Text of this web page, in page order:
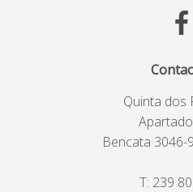
Quinta dos
Bencata 3046-
T: 239